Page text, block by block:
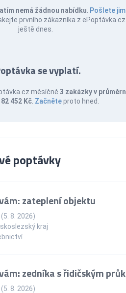
nemá žádnou nabídku Pošlete jim
prvního zákazníka z ePoptávka.cz
ještě dnes.
se vyplatí.
měsíčně 3 zakázky v
452 Kč Začněteproto hned.
poptávky
zateplení objektu
8. 2026)
kraj
zedníka s řidičským
8. 2026)